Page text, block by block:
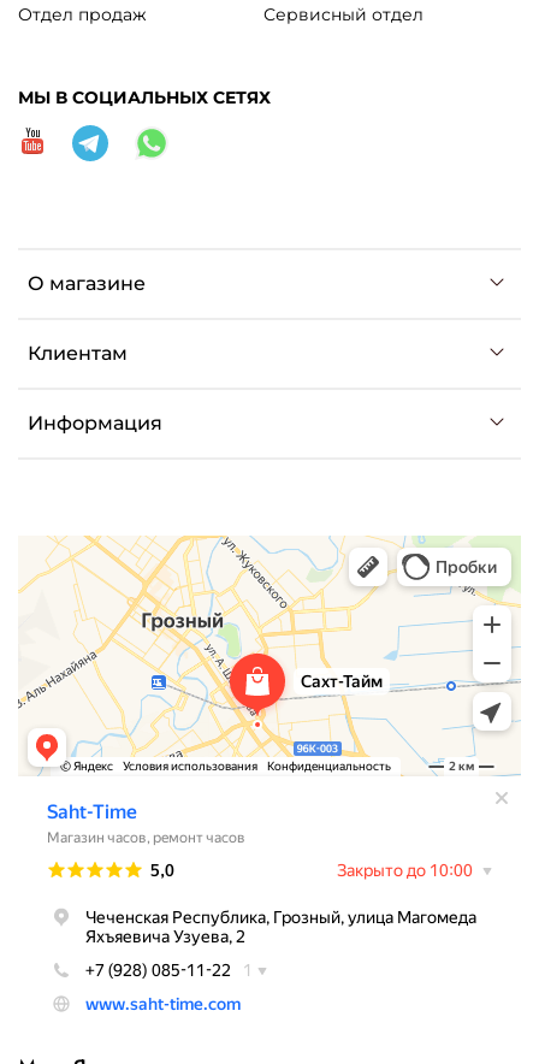
О магазине
Клиентам
Информация
Отдел продаж Сервисный отдел
МЫ В СОЦИАЛЬНЫХ СЕТЯХ